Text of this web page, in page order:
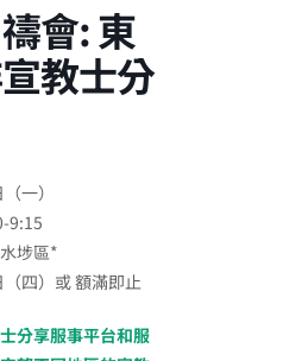
會: 東
教士分
一）
埗區*
四）或 額滿即止
享服事平台和服